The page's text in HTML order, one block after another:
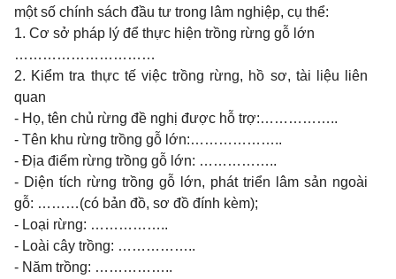
một số chính sách đầu tư trong lâm nghiệp, cụ thể:
1. Cơ sở pháp lý để thực hiện trồng rừng gỗ lớn
…………………………
2. Kiểm tra thực tế việc trồng rừng, hồ sơ, tài liệu liên
quan
- Họ, tên chủ rừng đề nghị được hỗ trợ:……………..
- Tên khu rừng trồng gỗ lớn:………………..
- Địa điểm rừng trồng gỗ lớn: ……………..
- Diện tích rừng trồng gỗ lớn, phát triển lâm sản ngoài
gỗ: ………(có bản đồ, sơ đồ đính kèm);
- Loại rừng: ……………..
- Loài cây trồng: ……………..
- Năm trồng: ……………..